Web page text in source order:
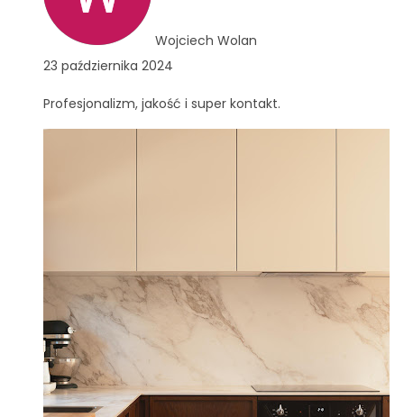
Wojciech Wolan
23 października 2024
Profesjonalizm, jakość i super kontakt.